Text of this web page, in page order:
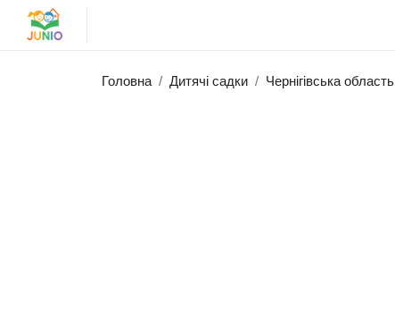
Головна Дитячі садки Чернігівська область